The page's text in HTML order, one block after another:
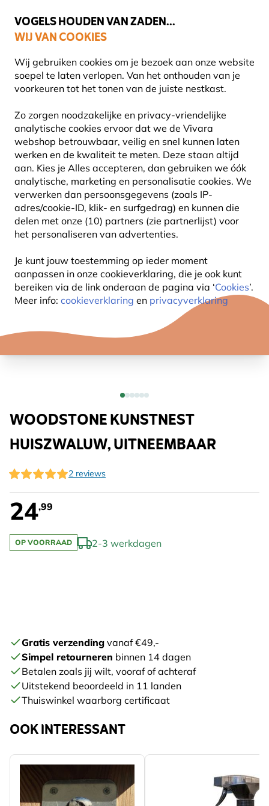
VOGELS HOUDEN VAN ZADEN...
WIJ VAN COOKIES
Wij gebruiken cookies om je bezoek aan onze website
soepel te laten verlopen. Van het onthouden van je
voorkeuren tot het tonen van de juiste nestkast.
Zo zorgen noodzakelijke en privacy-vriendelijke
analytische cookies ervoor dat we de Vivara
webshop betrouwbaar, veilig en snel kunnen laten
werken en de kwaliteit te meten. Deze staan altijd
aan. Kies je Alles accepteren, dan gebruiken we óók
analytische, marketing en personalisatie cookies. We
verwerken dan persoonsgegevens (zoals IP-
adres/cookie-ID, klik- en surfgedrag) en kunnen die
delen met onze (10) partners (zie partnerlijst) voor
het personaliseren van advertenties.
Je kunt jouw toestemming op ieder moment
aanpassen in onze cookieverklaring, die je ook kunt
bereiken via de link onderaan de pagina via ‘Cookies’.
Meer info: cookieverklaring en privacyverklaring
Gratis thuisbezorgd vanaf €49
WOODSTONE KUNSTNEST
HUISZWALUW, UITNEEMBAAR
2 reviews
24,99
OP VOORRAAD 2-3 werkdagen
Gratis verzending vanaf €49,-
Simpel retourneren binnen 14 dagen
Betalen zoals jij wilt, vooraf of achteraf
Uitstekend beoordeeld in 11 landen
Thuiswinkel waarborg certificaat
OOK INTERESSANT